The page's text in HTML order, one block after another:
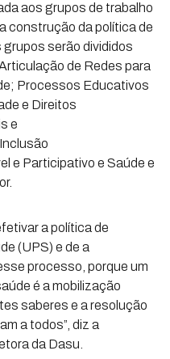
aos grupos de trabalho
construção da política de
serão divididos
de Redes para
Processos Educativos
e Direitos
e
e Participativo e Saúde e
a política de
(UPS) e de a
processo, porque um
é a mobilização
saberes e a resolução
a todos”, diz a
da Dasu.